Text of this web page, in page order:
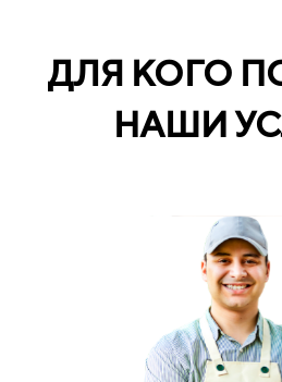
ДЛЯ КОГО
НАШИ